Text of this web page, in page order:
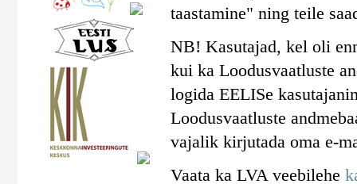
taastamine" ning teile
NB! Kasutajad, kel oli
kui ka Loodusvaatluste
logida EELISe
Loodusvaatluste
vajalik kirjutada oma e-
Vaata ka LVA veebilehe